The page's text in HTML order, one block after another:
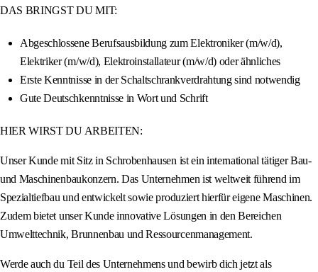
DAS BRINGST DU MIT:
Abgeschlossene Berufsausbildung zum Elektroniker (m/w/d),
Elektriker (m/w/d), Elektroinstallateur (m/w/d) oder ähnliches
Erste Kenntnisse in der Schaltschrankverdrahtung sind notwendig
Gute Deutschkenntnisse in Wort und Schrift
HIER WIRST DU ARBEITEN:
Unser Kunde mit Sitz in Schrobenhausen ist ein international tätiger Bau-
und Maschinenbaukonzern. Das Unternehmen ist weltweit führend im
Spezialtiefbau und entwickelt sowie produziert hierfür eigene Maschinen.
Zudem bietet unser Kunde innovative Lösungen in den Bereichen
Umwelttechnik, Brunnenbau und Ressourcenmanagement.
Werde auch du Teil des Unternehmens und bewirb dich jetzt als